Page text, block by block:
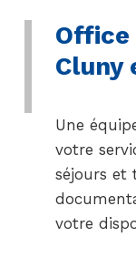
Office
Cluny
Une
votre
séjours et
votre